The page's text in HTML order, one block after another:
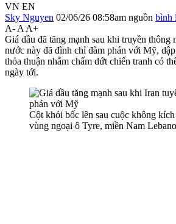
VN EN
Sky Nguyen 02/06/26 08:58am nguồn bình
A- A A+
Giá dầu đã tăng mạnh sau khi truyền thông
nước này đã đình chỉ đàm phán với Mỹ,
thỏa thuận nhằm chấm dứt chiến tranh có
ngày tới.
Cột khói bốc lên sau cuộc không
vùng ngoại ô Tyre, miền Nam